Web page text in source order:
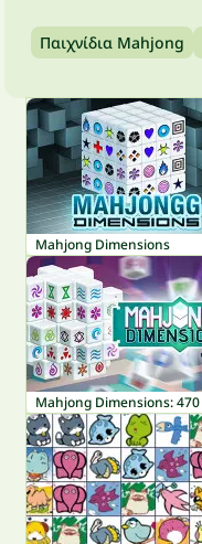
Παιχνίδια Mahjong
Mahjong Dimensions